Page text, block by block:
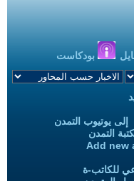
بودكاست
يوتيوب التمدن
التمدن
Add new
للكاتب-ة